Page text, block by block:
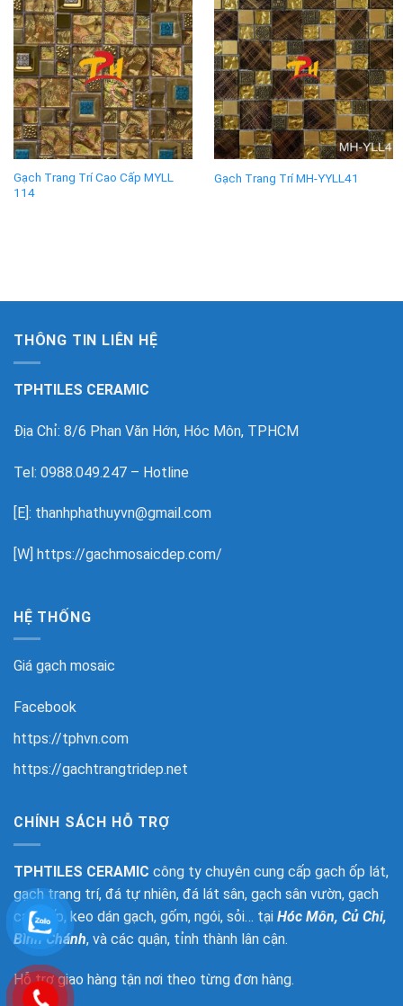
Gạch Trang Trí Cao Cấp MYLL
114
Gạch Trang Trí MH-YYLL41
THÔNG TIN LIÊN HỆ
TPHTILES CERAMIC
Địa Chỉ: 8/6 Phan Văn Hớn, Hóc Môn, TPHCM
Tel: 0988.049.247 – Hotline
[E]: thanhphathuyvn@gmail.com
[W] https://gachmosaicdep.com/
HỆ THỐNG
Giá gạch mosaic
Facebook
https://tphvn.com
https://gachtrangtridep.net
CHÍNH SÁCH HỖ TRỢ
TPHTILES CERAMIC công ty chuyên cung cấp gạch ốp lát,
gạch trang trí, đá tự nhiên, đá lát sân, gạch sân vườn, gạch
cao cấp, keo dán gạch, gốm, ngói, sỏi… tại Hóc Môn, Củ Chi,
Bình Chánh, và các quận, tỉnh thành lân cận.
Hỗ trợ giao hàng tận nơi theo từng đơn hàng.